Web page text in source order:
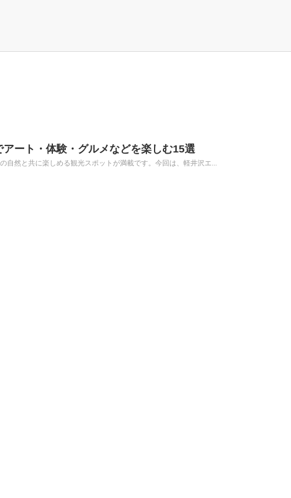
ート・体験・グルメなどを楽しむ15選
自然と共に楽しめる観光スポットが満載です。今回は、軽井沢エ...